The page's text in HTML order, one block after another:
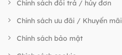
Chính sách đổi trả / hủy đơn
Chính sách ưu đãi / Khuyến mãi
Chính sách bảo mật